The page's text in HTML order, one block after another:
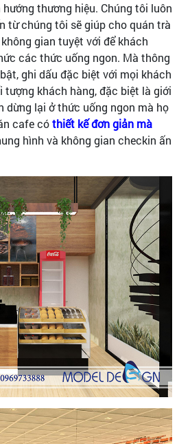
thương hiệu. Chúng tôi luôn
từ chúng tôi sẽ giúp cho quán trà
gian tuyệt với để khách
các thức uống ngon. Mà thông
ghi dấu đặc biệt với mọi khách
tượng khách hàng, đặc biệt là giới
dừng lại ở thức uống ngon mà họ
cafe cóthiết kế đơn giản mà
hình và không gian checkin ấn